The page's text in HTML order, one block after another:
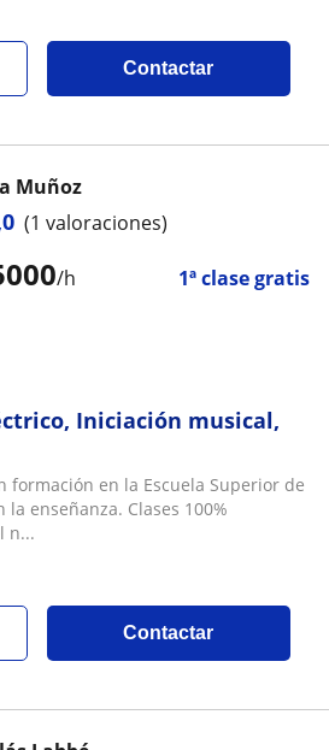
Contactar
/h 1ª clase gratis
Muñoz
(1 valoraciones)
Iniciación musical,
formación en la Escuela Superior de
la enseñanza. Clases 100%
n...
Contactar